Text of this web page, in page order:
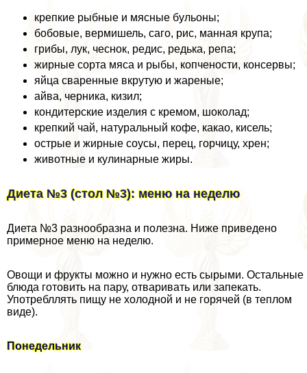
крепкие рыбные и мясные бульоны;
бобовые, вермишель, саго, рис, манная крупа;
грибы, лук, чеснок, редис, редька, репа;
жирные сорта мяса и рыбы, копчености, консервы;
яйца сваренные вкрутую и жареные;
айва, черника, кизил;
кондитерские изделия с кремом, шоколад;
крепкий чай, натуральный кофе, какао, кисель;
острые и жирные соусы, перец, горчицу, хрен;
животные и кулинарные жиры.
Диета №3 (стол №3): меню на неделю
Диета №3 разнообразна и полезна. Ниже приведено
примерное меню на неделю.
Овощи и фрукты можно и нужно есть сырыми. Остальные
блюда готовить на пару, отваривать или запекать.
Употрeбллять пищу не холодной и не горячей (в теплом
виде).
Понедельник